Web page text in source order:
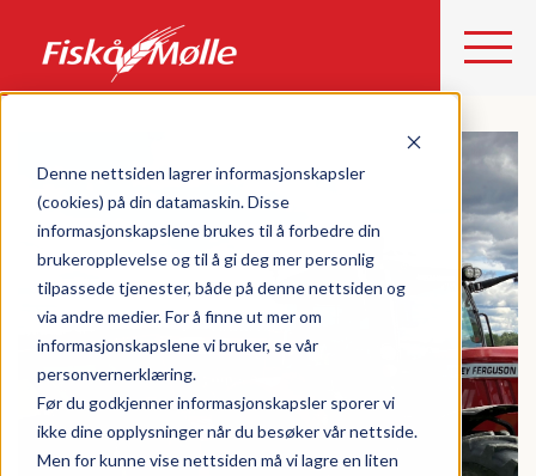
Denne nettsiden lagrer informasjonskapsler
(cookies) på din datamaskin. Disse
informasjonskapslene brukes til å forbedre din
brukeropplevelse og til å gi deg mer personlig
tilpassede tjenester, både på denne nettsiden og
via andre medier. For å finne ut mer om
informasjonskapslene vi bruker, se vår
personvernerklæring.
Før du godkjenner informasjonskapsler sporer vi
ikke dine opplysninger når du besøker vår nettside.
Men for kunne vise nettsiden må vi lagre en liten